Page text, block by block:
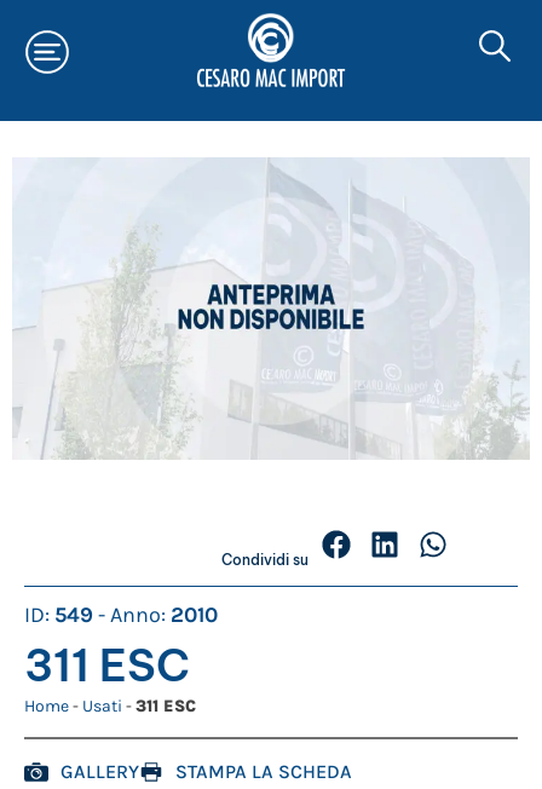
Condividi su
ID: 549 - Anno: 2010
311 ESC
Home- Usati -311 ESC
GALLERY STAMPA LA SCHEDA